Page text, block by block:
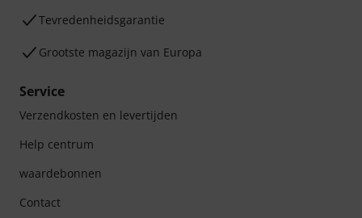
Tevredenheidsgarantie
Grootste magazijn van Europa
Service
Verzendkosten en levertijden
Help centrum
waardebonnen
Contact